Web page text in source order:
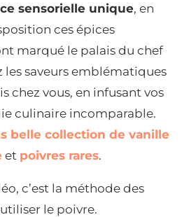
sensorielle unique, en
ces épices
marqué le palais du chef
les saveurs emblématiques
chez vous, en infusant vos
culinaire incomparable.
belle collection de vanille
et poivres rares.
c’est la méthode des
le poivre.